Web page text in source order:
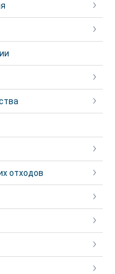
отходов